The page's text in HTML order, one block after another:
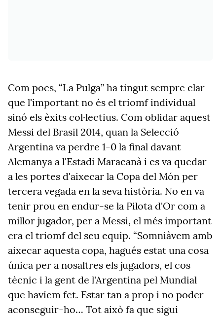
Com pocs, “La Pulga” ha tingut sempre clar
que l'important no és el triomf individual
sinó els èxits col·lectius. Com oblidar aquest
Messi del Brasil 2014, quan la Selecció
Argentina va perdre 1-0 la final davant
Alemanya a l'Estadi Maracanà i es va quedar
a les portes d'aixecar la Copa del Món per
tercera vegada en la seva història. No en va
tenir prou en endur-se la Pilota d'Or com a
millor jugador, per a Messi, el més important
era el triomf del seu equip. “Somniàvem amb
aixecar aquesta copa, hagués estat una cosa
única per a nosaltres els jugadors, el cos
tècnic i la gent de l'Argentina pel Mundial
que havíem fet. Estar tan a prop i no poder
aconseguir-ho… Tot això fa que sigui